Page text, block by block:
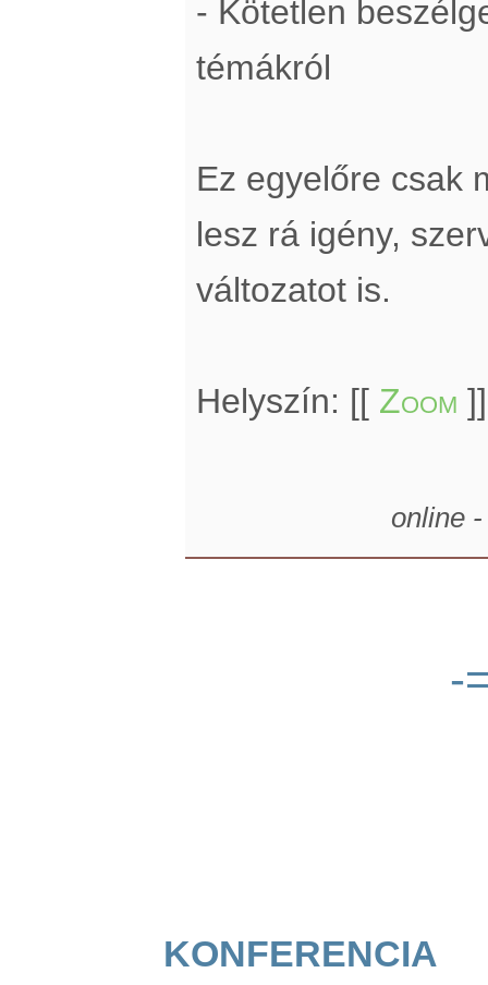
- Kötetlen
témákról
Ez egyelőre csak
lesz rá igény,
változatot is.
Helyszín: [[ Zoom ]]
online
-
konferencia